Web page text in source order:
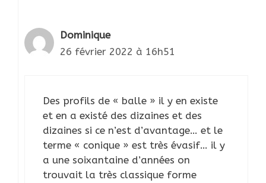
Dominique
26 février 2022 à 16h51
Des profils de « balle » il y en existe
et en a existé des dizaines et des
dizaines si ce n’est d’avantage… et le
terme « conique » est très évasif… il y
a une soixantaine d’années on
trouvait la très classique forme